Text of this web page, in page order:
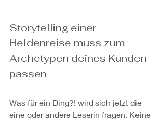
Storytelling einer
Heldenreise muss zum
Archetypen deines Kunden
passen
Was für ein Ding?! wird sich jetzt die
eine oder andere Leserin fragen. Keine